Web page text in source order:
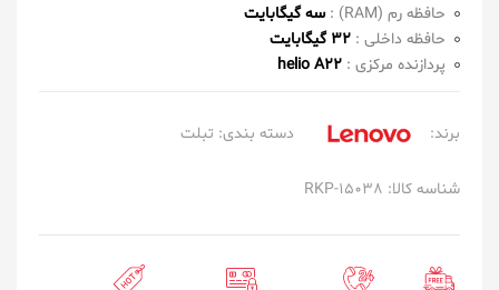
حافظه رم (RAM) :
سه گیگابایت
حافظه داخلی : ۳۲ گیگابایت
پردازنده مرکزی : helio A۲۲
برند: دسته بندی: تبلت
شناسه کالا: RKP-15038